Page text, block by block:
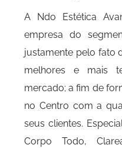
A Ndo Estética
empresa do
justamente pelo fato
melhores e mais
mercado; a fim de
no Centro com a
seus clientes.
Corpo Todo,